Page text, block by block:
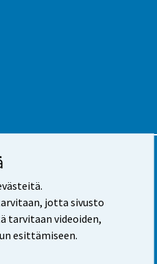
jotta sivusto
tarvitaan videoiden,
esittämiseen.